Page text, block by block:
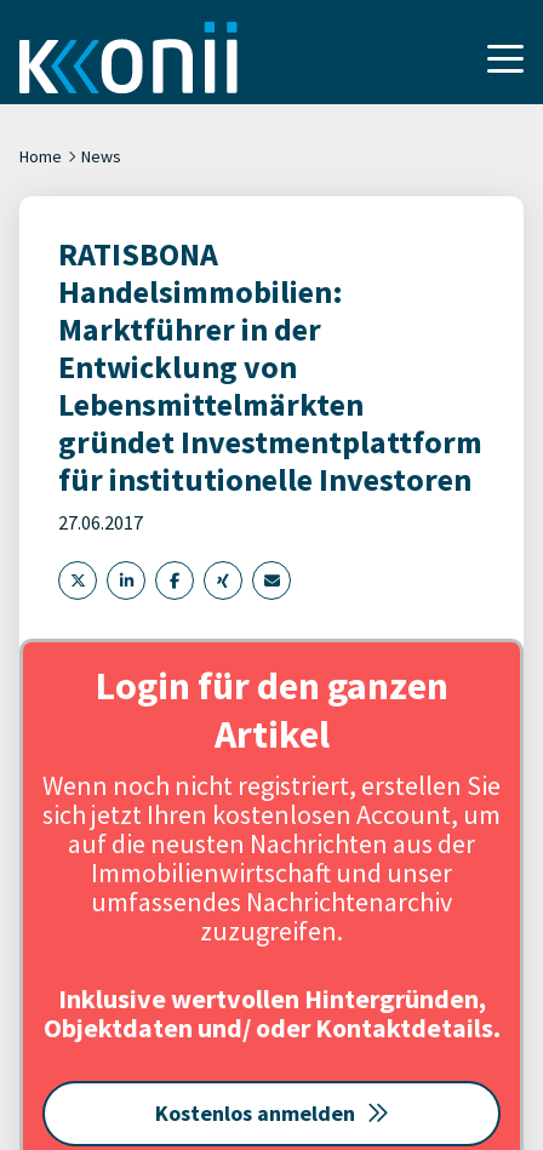
Home News
RATISBONA
Handelsimmobilien:
Marktführer in der
Entwicklung von
Lebensmittelmärkten
gründet Investmentplattform
für institutionelle Investoren
27.06.2017
Login für den ganzen
Artikel
Wenn noch nicht registriert, erstellen Sie
sich jetzt Ihren kostenlosen Account, um
auf die neusten Nachrichten aus der
Immobilienwirtschaft und unser
umfassendes Nachrichtenarchiv
zuzugreifen.
Inklusive wertvollen Hintergründen,
Objektdaten und/ oder Kontaktdetails.
Kostenlos anmelden